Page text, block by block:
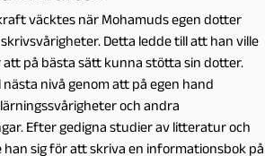
väcktes när Mohamuds egen dotter
Detta ledde till att han ville
på bästa sätt kunna stötta sin dotter.
nivå genom att på egen hand
och andra
Efter gedigna studier av litteratur och
sig för att skriva en informationsbok på